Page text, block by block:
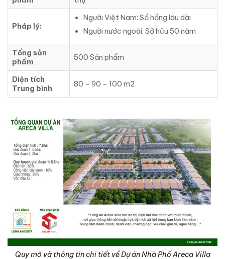
Pháp lý:
Người Việt Nam: Sổ hồng lâu dài
Người nước ngoài: Sở hữu 50 năm
Tổng sản
phẩm
500 Sản phẩm
Diện tích
Trung bình
80 – 90 – 100 m2
Quy mô và thông tin chi tiết về Dự án Nhà Phố Areca Villa